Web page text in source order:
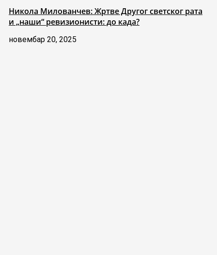
Никола Милованчев: Жртве Другог светског рата
и „наши“ ревизионисти: до када?
новембар 20, 2025